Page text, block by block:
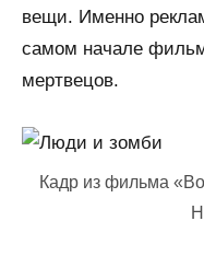
вещи. Именно
самом начале
мертвецов.
Кадр из фильма